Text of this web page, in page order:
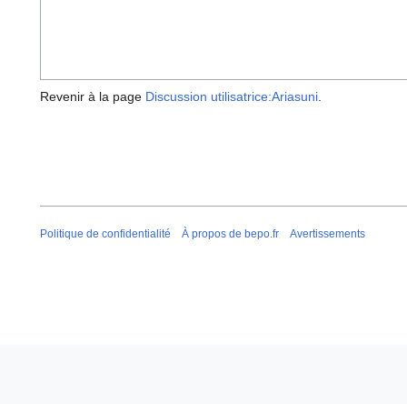
Revenir à la page Discussion utilisatrice:Ariasuni
Politique de confidentialité À propos de bepo.fr Avertissements